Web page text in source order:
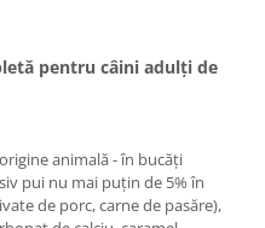
pentru câini adulți de
animală - în bucăți
pui nu mai puțin de 5% în
de porc, carne de pasăre),